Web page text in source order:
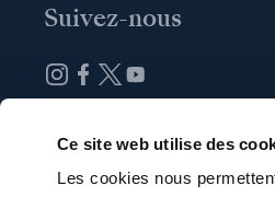
Ce site web utilise des
Les cookies nous
Suivez-nous